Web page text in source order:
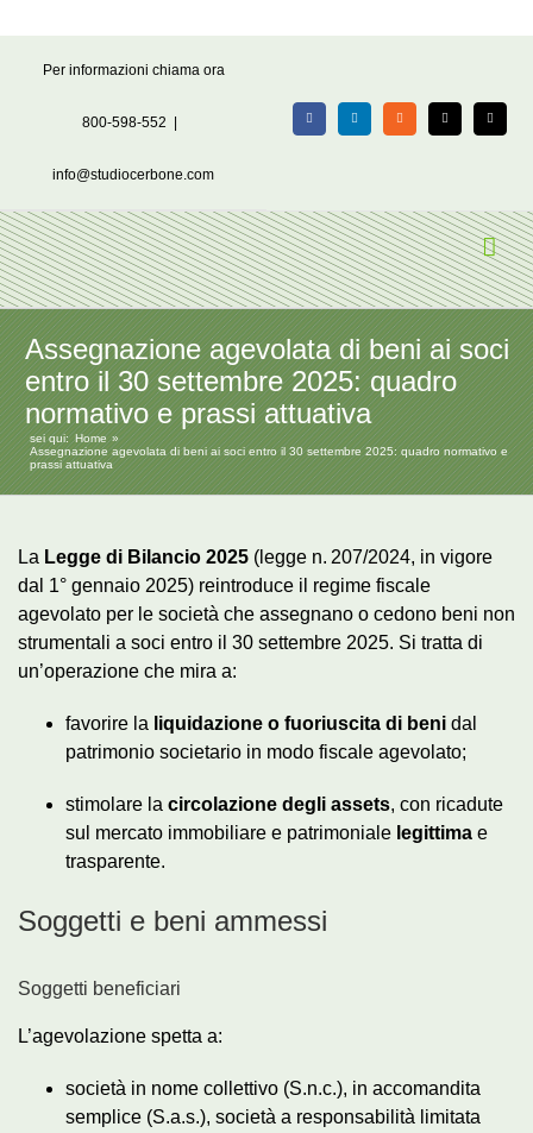
Per informazioni chiama ora
800-598-552
info@studiocerbone.com
FacebookLinkedIn Rss X Email
Assegnazione agevolata di beni ai soci
entro il 30 settembre 2025: quadro
normativo e prassi attuativa
sei qui:
Home
Assegnazione agevolata di beni ai soci entro il 30 settembre 2025: quadro normativo e
prassi attuativa
La Legge di Bilancio 2025 (legge n. 207/2024, in vigore
dal 1° gennaio 2025) reintroduce il regime fiscale
agevolato per le società che assegnano o cedono beni non
strumentali a soci entro il 30 settembre 2025. Si tratta di
un’operazione che mira a:
favorire la liquidazione o fuoriuscita di beni dal
patrimonio societario in modo fiscale agevolato;
stimolare la circolazione degli assets, con ricadute
sul mercato immobiliare e patrimoniale legittima e
trasparente.
Soggetti e beni ammessi
Soggetti beneficiari
L’agevolazione spetta a:
società in nome collettivo (S.n.c.), in accomandita
semplice (S.a.s.), società a responsabilità limitata